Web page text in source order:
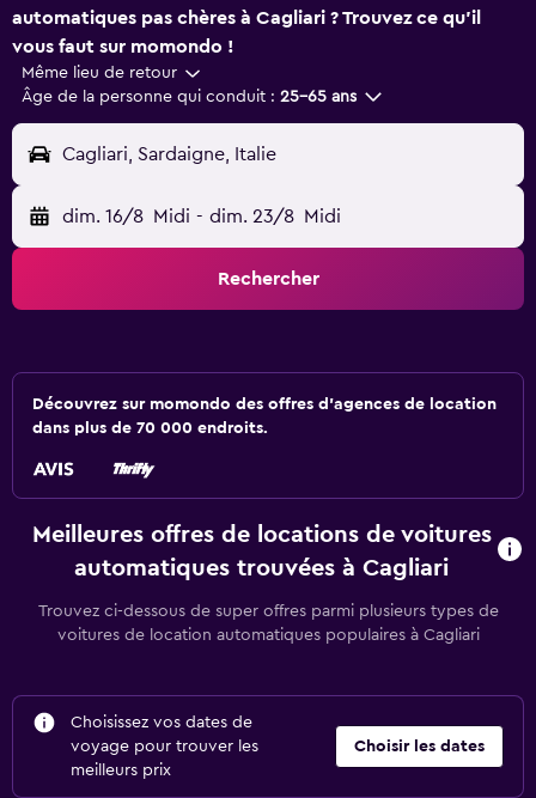
automatiques pas chères à Cagliari ? Trouvez ce qu'il
vous faut sur momondo !
Même lieu de retour
Âge de la personne qui conduit : 25-65 ans
Cagliari, Sardaigne, Italie
dim. 16/8 Midi - dim. 23/8 Midi
Rechercher
Découvrez sur momondo des offres d'agences de location
dans plus de 70 000 endroits.
Meilleures offres de locations de voitures
automatiques trouvées à Cagliari
Trouvez ci-dessous de super offres parmi plusieurs types de
voitures de location automatiques populaires à Cagliari
Choisissez vos dates de
voyage pour trouver les
meilleurs prix
Choisir les dates